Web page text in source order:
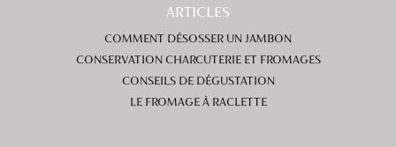
ARTICLES
COMMENT DÉSOSSER UN JAMBON
CONSERVATION CHARCUTERIE ET FROMAGES
CONSEILS DE DÉGUSTATION
LE FROMAGE À RACLETTE